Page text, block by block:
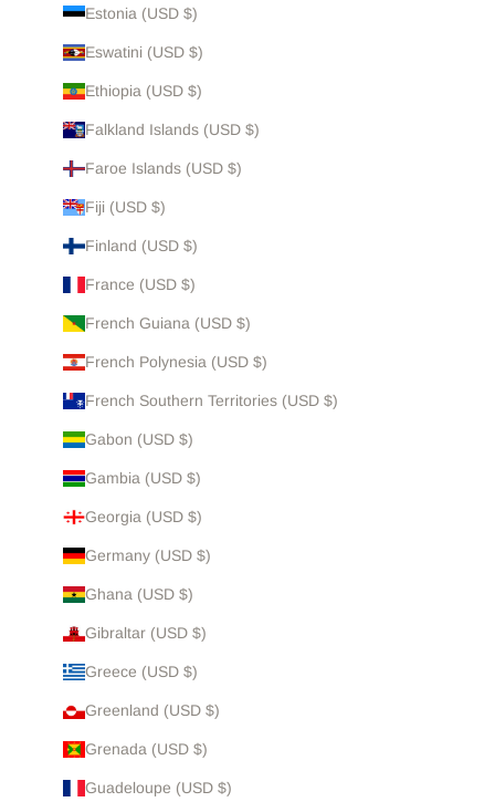
Estonia (USD $)
Eswatini (USD $)
Ethiopia (USD $)
Falkland Islands (USD $)
Faroe Islands (USD $)
Fiji (USD $)
Finland (USD $)
France (USD $)
French Guiana (USD $)
French Polynesia (USD $)
French Southern Territories (USD $)
Gabon (USD $)
Gambia (USD $)
Georgia (USD $)
Germany (USD $)
Ghana (USD $)
Gibraltar (USD $)
Greece (USD $)
Greenland (USD $)
Grenada (USD $)
Guadeloupe (USD $)